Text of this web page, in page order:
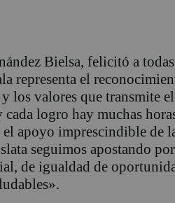
Bielsa, felicitó a
representa el
los valores que transmite
cada logro hay muchas
apoyo imprescindible de
seguimos apostando
de igualdad de